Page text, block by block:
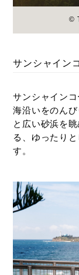
©
サンシャイン
サンシャイン
海沿いをのん
と広い砂浜を
る、ゆったり
す。